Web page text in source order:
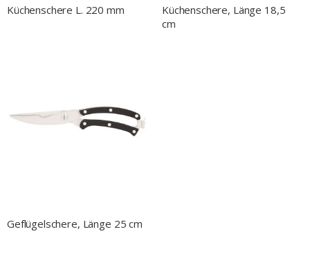
Küchenschere L. 220 mm
Küchenschere, Länge 18,5
cm
Geflügelschere, Länge 25 cm